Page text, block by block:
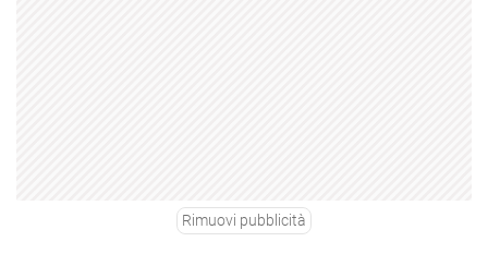
Rimuovi pubblicità